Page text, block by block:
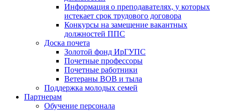
Информация о преподавателях, у которых
истекает срок трудового договора
Конкурсы на замещение вакантных
должностей ППС
Доска почета
Золотой фонд ИрГУПС
Почетные профессоры
Почетные работники
Ветераны ВОВ и тыла
Поддержка молодых семей
Партнерам
Обучение персонала